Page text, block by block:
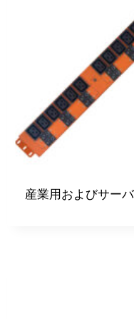
産業用およびサー